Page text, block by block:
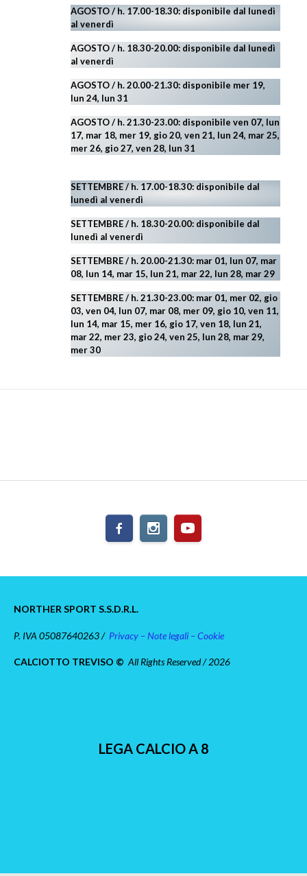
AGOSTO / h. 17.00-18.30: disponibile dal lunedì
al venerdì
AGOSTO/ h. 18.30-20.00: disponibile dal lunedì
al venerdì
AGOSTO / h. 20.00-21.30: disponibile mer 19,
lun 24, lun 31
AGOSTO/ h. 21.30-23.00: disponibile ven 07, lun
17, mar 18, mer 19, gio 20, ven 21, lun 24, mar 25,
mer 26, gio 27, ven 28, lun 31
SETTEMBRE / h. 17.00-18.30: disponibile dal
lunedì al venerdì
SETTEMBRE / h. 18.30-20.00: disponibile dal
lunedì al venerdì
SETTEMBRE / h. 20.00-21.30: mar 01, lun 07, mar
08, lun 14, mar 15, lun 21, mar 22, lun 28, mar 29
SETTEMBRE / h. 21.30-23.00: mar 01, mer 02, gio
03, ven 04, lun 07, mar 08, mer 09, gio 10, ven 11,
lun 14, mar 15, mer 16, gio 17, ven 18, lun 21,
mar 22, mer 23, gio 24, ven 25, lun 28, mar 29,
mer 30
NORTHER SPORT S.S.D.R.L.
P. IVA 05087640263 / Privacy – Note legali – Cookie
CALCIOTTO TREVISO © All Rights Reserved / 2026
LEGA CALCIO A 8